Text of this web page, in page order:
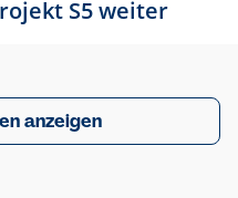
S5 weiter
anzeigen